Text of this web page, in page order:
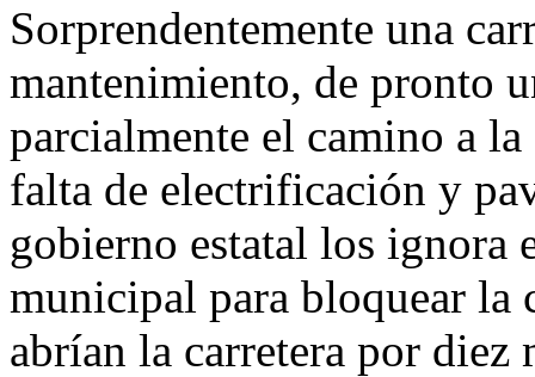
Sorprendentemente una
mantenimiento, de pronto
parcialmente el camino a
falta de electrificación y
gobierno estatal los ignora
municipal para bloquear la
abrían la carretera por diez